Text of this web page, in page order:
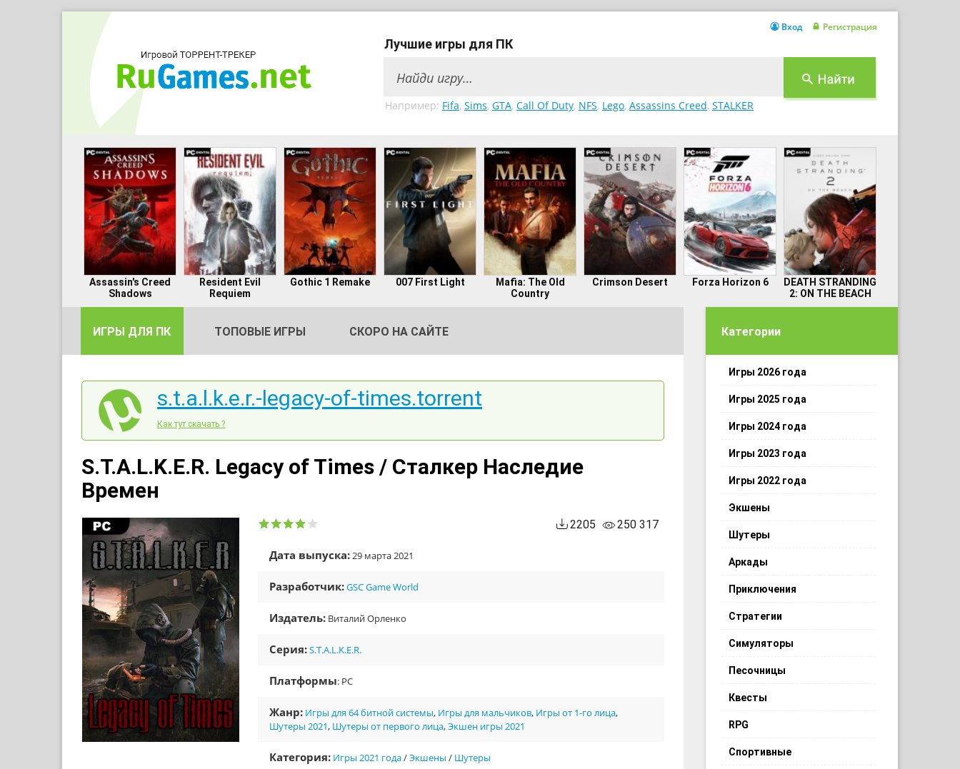
Лучшие игры для ПК
Например: Fifa, Sims, GTA, Call Of Duty, NFS, Lego, Assassins Creed, STALKER
Вход Регистрация
Assassin's Creed
Shadows
Resident Evil
Requiem
Gothic 1 Remake 007 First Light
Mafia: The Old
Country
Crimson Desert Forza Horizon 6
DEATH STRANDING
2: ON THE BEACH
ИГРЫ ДЛЯ ПК ТОПОВЫЕ ИГРЫ СКОРО НА САЙТЕ
s.t.a.l.k.e.r.-legacy-of-times.torrent
Как тут скачать ?
S.T.A.L.K.E.R. Legacy of Times / Сталкер Наследие
Времен
250 317
2205
Дата выпуска:29 марта 2021
Разработчик:GSC Game World
Издатель: Виталий Орленко
Серия:S.T.A.L.K.E.R.
Платформы: PC
Жанр: Игры для 64 битной системы, Игры для мальчиков, Игры от 1-го лица,
Шутеры 2021, Шутеры от первого лица,Экшен игры 2021
Категория: Игры 2021 года/Экшены / Шутеры
Категории
Игры 2026 года
Игры 2025 года
Игры 2024 года
Игры 2023 года
Игры 2022 года
Экшены
Шутеры
Аркады
Приключения
Стратегии
Симуляторы
Песочницы
Квесты
RPG
Спортивные